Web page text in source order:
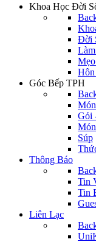
Khoa Học Đời
Đời
Góc Bếp TPH
Gỏi
Súp
Thông Báo
Tin
Tin
Liên Lạc